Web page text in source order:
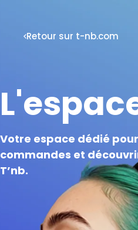
Retour sur t-nb.com
Votre espace dédié
commandes et
T’nb.